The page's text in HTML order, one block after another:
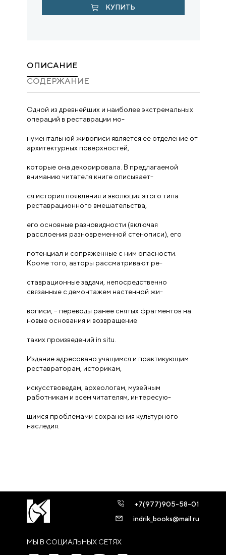
КУПИТЬ
ОПИСАНИЕ
CОДЕРЖАНИЕ
Одной из древнейших и наиболее экстремальных
операций в реставрации мо-
нументальной живописи является ее отделение от
архитектурных поверхностей,
которые она декорировала. В предлагаемой
вниманию читателя книге описывает-
ся история появления и эволюция этого типа
реставрационного вмешательства,
его основные разновидности (включая
расслоения разновременной стенописи), его
потенциал и сопряженные с ним опасности.
Кроме того, авторы рассматривают ре-
ставрационные задачи, непосредственно
связанные с демонтажем настенной жи-
вописи, – переводы ранее снятых фрагментов на
новые основания и возвращение
таких произведений in situ.
Издание адресовано учащимся и практикующим
реставраторам, историкам,
искусствоведам, археологам, музейным
работникам и всем читателям, интересую-
щимся проблемами сохранения культурного
наследия.
МЫ В СОЦИАЛЬНЫХ СЕТЯХ
+7(977)905-58-01
indrik_books@mail.ru